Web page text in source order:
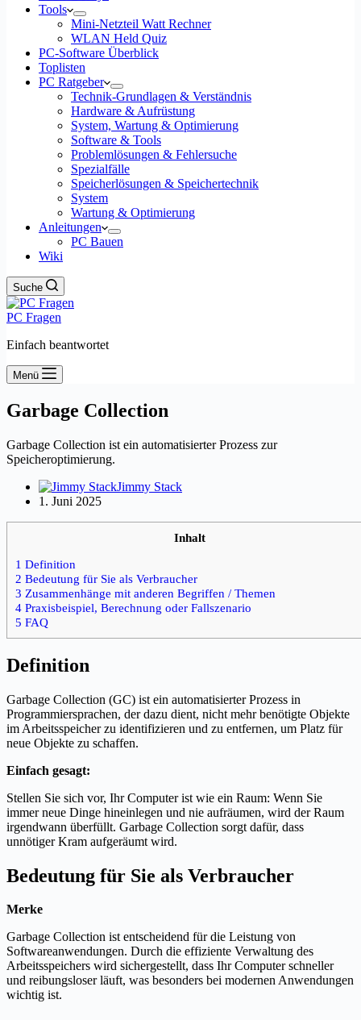
Tools
Mini-Netzteil Watt Rechner
WLAN Held Quiz
PC-Software Überblick
Toplisten
PC Ratgeber
Technik-Grundlagen & Verständnis
Hardware & Aufrüstung
System, Wartung & Optimierung
Software & Tools
Problemlösungen & Fehlersuche
Spezialfälle
Speicherlösungen & Speichertechnik
System
Wartung & Optimierung
Anleitungen
PC Bauen
Wiki
Suche
PC Fragen
Einfach beantwortet
Menü
Garbage Collection
Garbage Collection ist ein automatisierter Prozess zur
Speicheroptimierung.
Jimmy Stack
1. Juni 2025
Inhalt
1 Definition
2 Bedeutung für Sie als Verbraucher
3 Zusammenhänge mit anderen Begriffen / Themen
4 Praxisbeispiel, Berechnung oder Fallszenario
5 FAQ
Definition
Garbage Collection (GC) ist ein automatisierter Prozess in
Programmiersprachen, der dazu dient, nicht mehr benötigte Objekte
im Arbeitsspeicher zu identifizieren und zu entfernen, um Platz für
neue Objekte zu schaffen.
Einfach gesagt:
Stellen Sie sich vor, Ihr Computer ist wie ein Raum: Wenn Sie
immer neue Dinge hineinlegen und nie aufräumen, wird der Raum
irgendwann überfüllt. Garbage Collection sorgt dafür, dass
unnötiger Kram aufgeräumt wird.
Bedeutung für Sie als Verbraucher
Merke
Garbage Collection ist entscheidend für die Leistung von
Softwareanwendungen. Durch die effiziente Verwaltung des
Arbeitsspeichers wird sichergestellt, dass Ihr Computer schneller
und reibungsloser läuft, was besonders bei modernen Anwendungen
wichtig ist.